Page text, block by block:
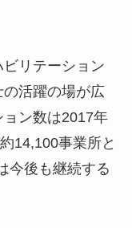
リテーション
活躍の場が広
ン数は2017年
14,100事業所と
今後も継続する